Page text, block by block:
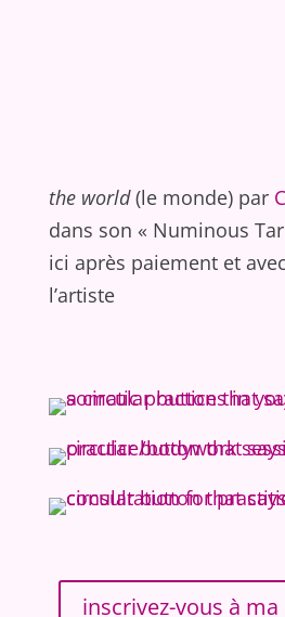
the world(le monde) par
dans son « Numinous
ici après paiement et
l’artiste
inscrivez-vous à